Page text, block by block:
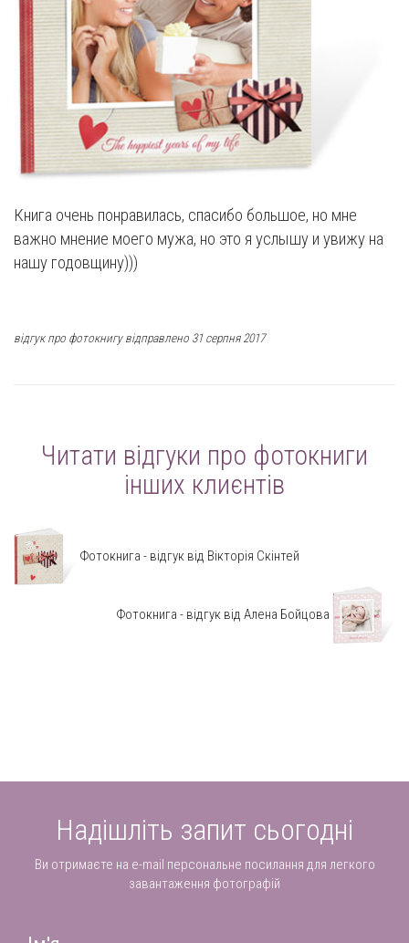
Книга очень понравилась, спасибо большое, но мне
важно мнение моего мужа, но это я услышу и увижу на
нашу годовщину)))
відгук про фотокнигу відправлено 31 серпня 2017
Читати відгуки про фотокниги
інших клиєнтів
Фотокнига - відгук від Вікторія Скінтей
Фотокнига - відгук від Алена Бойцова
Надішліть запит сьогодні
Ви отримаєте на e-mail персональне посилання для легкого
завантаження фотографій